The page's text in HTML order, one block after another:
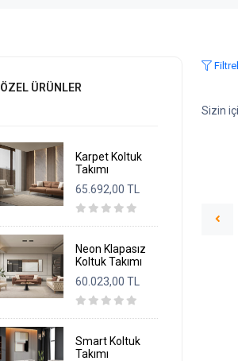
ÖZEL ÜRÜNLER
Karpet Koltuk
Takımı
65.692,00 TL
Neon Klapasız
Koltuk Takımı
60.023,00 TL
Smart Koltuk
Takımı
Sizin